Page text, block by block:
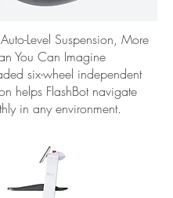
Level Suspension, More
You Can Imagine
six-wheel independent
helps FlashBot navigate
in any environment.